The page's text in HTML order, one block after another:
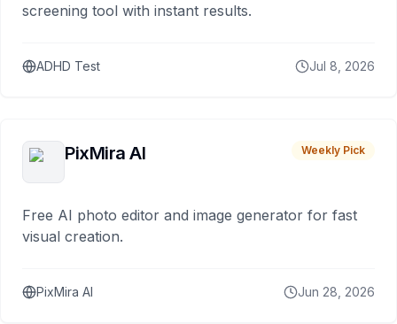
screening tool with instant results.
ADHD Test Jul 8, 2026
PixMira AI Weekly Pick
Free AI photo editor and image generator for fast
visual creation.
PixMira AI Jun 28, 2026